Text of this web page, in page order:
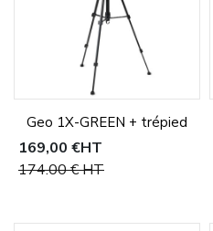
Geo 1X-GREEN + trépied
169,00 €HT
174,00 €HT